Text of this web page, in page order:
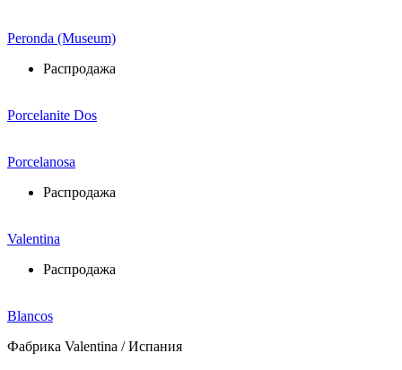
Peronda (Museum)
Распродажа
Porcelanite Dos
Porcelanosa
Распродажа
Valentina
Распродажа
Blancos
Фабрика Valentina / Испания